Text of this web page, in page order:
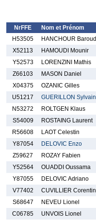
NrFFE Nom et Prénom
H53505
HANCHOUR
X52113
HAMOUDI Mounir
Y52573
LORENZINI Mathis
Z66103
MASON Daniel
X04375
OZANIC Gilles
U51217
GUERILLON Sylvain
N53272
ROLTGEN Klaus
S54009
ROSTAING Laurent
R56608
LAOT Celestin
Y87054
DELOVIC Enzo
Z59627
ROZAY Fabien
Y52564
OUADDI Oussama
Y87055
DELOVIC Adriano
V77402
CUVILLIER Corentin
S68647
NEVEU Lionel
C06785
UNVOIS Lionel